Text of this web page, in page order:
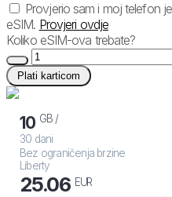
Provjerio sam i moj telefon
eSIM. Provjeri ovdje
Koliko eSIM-ova trebate?
Plati karticom
10 GB /
30 dani
Bez ograničenja brzine
Liberty
25.06 EUR